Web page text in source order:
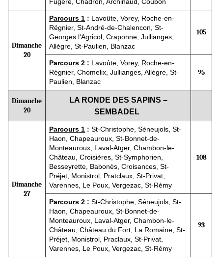
Dimanche
20
Parcours 1 : Lavoûte, Vorey, Roche-en-
Régnier, St-André-de-Chalencon, St-
Georges l'Agricol, Craponne, Jullianges,
Allègre, St-Paulien, Blanzac
105
Parcours 2 : Lavoûte, Vorey, Roche-en-
Régnier, Chomelix, Jullianges, Allègre, St-
Paulien, Blanzac
95
Dimanche
20
LA RONDE DES SAPINS –
SEMBADEL
Dimanche
27
Parcours 1 : St-Christophe, Séneujols, St-
Haon, Chapeauroux, St-Bonnet-de-
Monteauroux, Laval-Atger, Chambon-le-
Château, Croisières, St-Symphorien,
Besseyrette, Babonès, Croisances, St-
Préjet, Monistrol, Pratclaux, St-Privat,
Varennes, Le Poux, Vergezac, St-Rémy
108
Parcours 2 : St-Christophe, Séneujols, St-
Haon, Chapeauroux, St-Bonnet-de-
Monteauroux, Laval-Atger, Chambon-le-
Château, Château du Fort, La Romaine, St-
Préjet, Monistrol, Praclaux, St-Privat,
Varennes, Le Poux, Vergezac, St-Rémy
93